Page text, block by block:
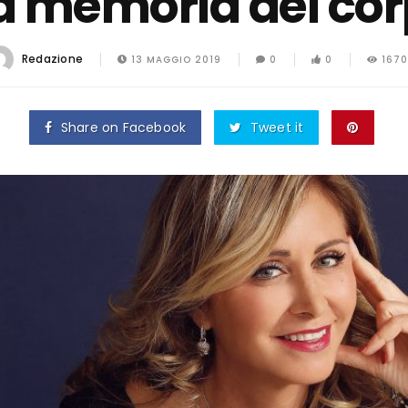
Redazione 13 MAGGIO 2019 0 0 1670
Share on Facebook Tweet it